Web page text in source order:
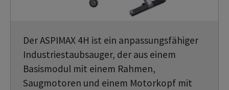
Der ASPIMAX 4H ist ein anpassungsfähiger
Industriestaubsauger, der aus einem
Basismodul mit einem Rahmen,
Saugmotoren und einem Motorkopf mit